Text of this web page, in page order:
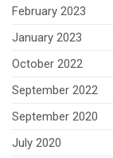
February 2023
January 2023
October 2022
September 2022
September 2020
July 2020